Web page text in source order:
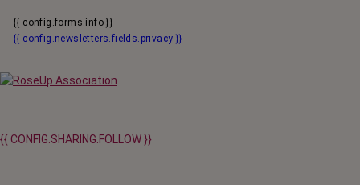
{{ config.forms.info }}
{{ config.newsletters.fields.privacy }}
{{ CONFIG.SHARING.FOLLOW }}